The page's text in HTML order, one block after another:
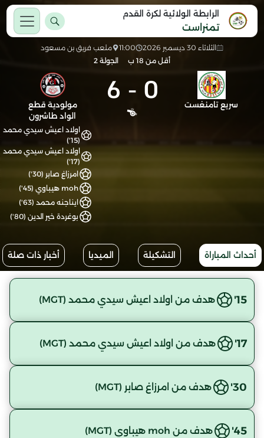
الرابطة الولائية لكرة القدم
تمنراست
الثلاثاء 30 ديسمبر 2026 11:00
ملعب فريق بن مسعود
أقل من 18 ب
الجولة 2
سريع تامنغست 0
-
6
مولودية قطع
الواد طاشرون
اولاد اعيش سيدي محمد
(15')
اولاد اعيش سيدي محمد
(17')
امرزاغ صابر (30')
moh هيباوي (45')
ايناجنه محمد (63')
بوغردة خير الدين (80')
أحداث المباراة التشكيلة الميديا أخبار ذات صلة
15' هدف من اولاد اعيش سيدي محمد (MGT)
17' هدف من اولاد اعيش سيدي محمد (MGT)
30' هدف من امرزاغ صابر (MGT)
45' هدف من moh هيباوي (MGT)